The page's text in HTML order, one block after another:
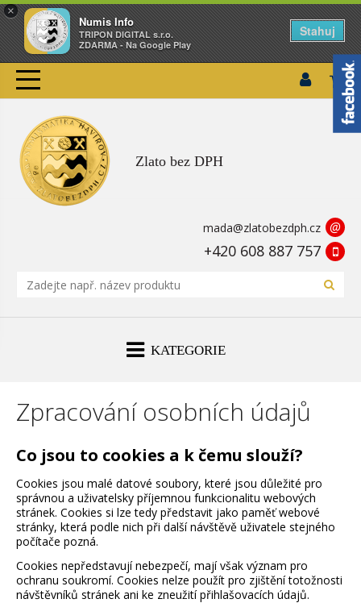
×
Numis Info
TRIPON DIGITAL s.r.o.
ZDARMA - Na Google Play
Stahuj
Zlato bez DPH
mada@zlatobezdph.cz @
+420 608 887 757
KATEGORIE
Zpracování osobních údajů
Co jsou to cookies a k čemu slouží?
Cookies jsou malé datové soubory, které jsou důležité pro
správnou a uživatelsky příjemnou funkcionalitu webových
stránek. Cookies si lze tedy představit jako paměť webové
stránky, která podle nich při další návštěvě uživatele stejného
počítače pozná.
Cookies nepředstavují nebezpečí, mají však význam pro
ochranu soukromí. Cookies nelze použít pro zjištění totožnosti
návštěvníků stránek ani ke zneužití přihlašovacích údajů.